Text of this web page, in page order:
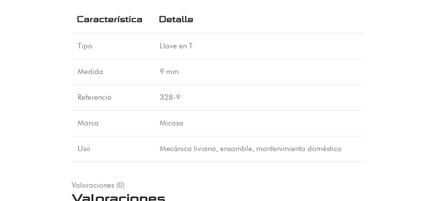
Característica Detalle
Tipo Llave en T
Medida 9 mm
Referencia 328-9
Marca Micasa
Uso Mecánica liviana, ensamble, mantenimiento doméstico
Valoraciones (0)